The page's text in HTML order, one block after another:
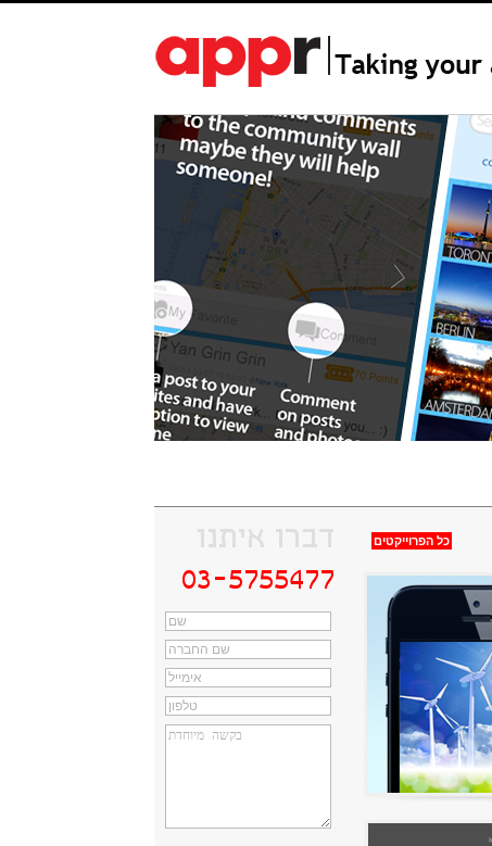
כל הפרוייקטים
דברו איתנו
03-5755477